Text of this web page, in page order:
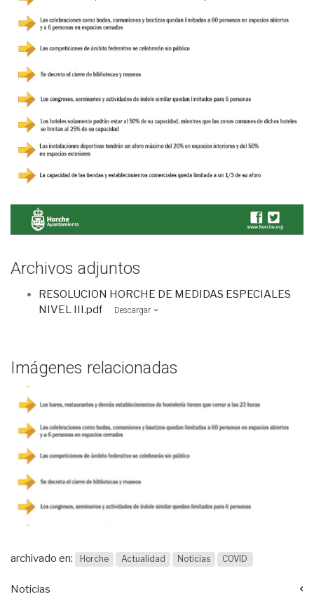
Archivos adjuntos
RESOLUCION HORCHE DE MEDIDAS ESPECIALES
NIVEL III.pdf
Descargar
Imágenes relacionadas
archivado en: Horche Actualidad Noticias COVID
Noticias